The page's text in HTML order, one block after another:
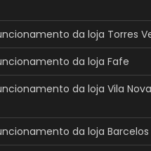
da loja Torres
da loja Fafe
da loja Vila
da loja Barcelos